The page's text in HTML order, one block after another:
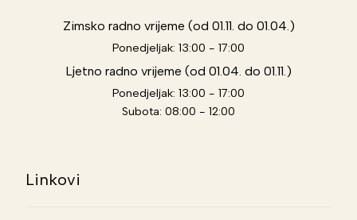
Zimsko radno vrijeme (od 01.11. do 01.04.)
Ponedjeljak: 13:00 - 17:00
Ljetno radno vrijeme (od 01.04. do 01.11.)
Ponedjeljak: 13:00 - 17:00
Subota: 08:00 - 12:00
Linkovi